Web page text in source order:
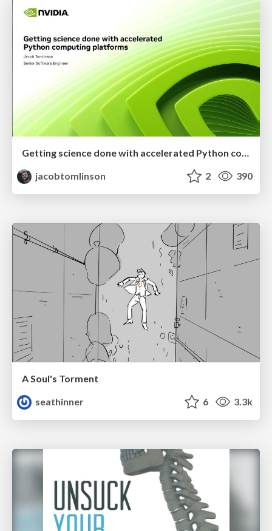
Getting science done with accelerated Python computing platforms
jacobtomlinson
2 390
A Soul's Torment
seathinner
6 3.3k